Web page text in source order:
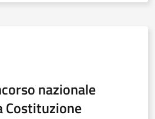
nazionale
Costituzione